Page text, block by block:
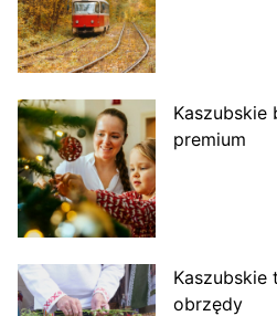
Kaszubskie
premium
Kaszubskie
obrzędy